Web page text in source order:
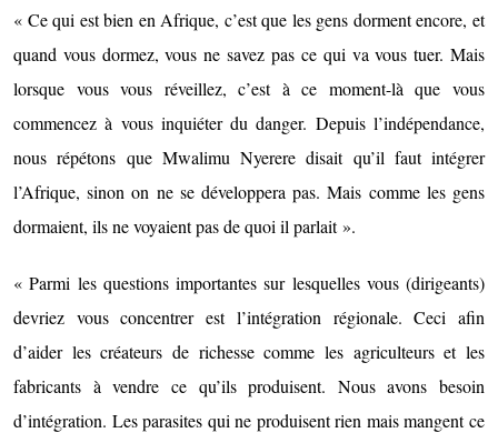
« Ce qui est bien en Afrique, c’est que les gens dorment encore, et
quand vous dormez, vous ne savez pas ce qui va vous tuer. Mais
lorsque vous vous réveillez, c’est à ce moment-là que vous
commencez à vous inquiéter du danger. Depuis l’indépendance,
nous répétons que Mwalimu Nyerere disait qu’il faut intégrer
l’Afrique, sinon on ne se développera pas. Mais comme les gens
dormaient, ils ne voyaient pas de quoi il parlait ».
« Parmi les questions importantes sur lesquelles vous (dirigeants)
devriez vous concentrer est l’intégration régionale. Ceci afin
d’aider les créateurs de richesse comme les agriculteurs et les
fabricants à vendre ce qu’ils produisent. Nous avons besoin
d’intégration. Les parasites qui ne produisent rien mais mangent ce